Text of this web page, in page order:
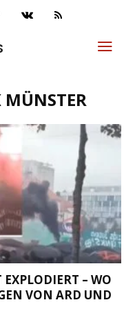
MÜNSTER
– WO
VON ARD UND